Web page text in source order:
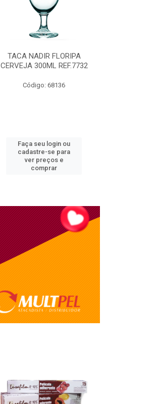
TACA NADIR FLORIPA
CERVEJA 300ML REF.7732
Código: 68136
Faça seu login ou
cadastre-se para
ver preços e
comprar